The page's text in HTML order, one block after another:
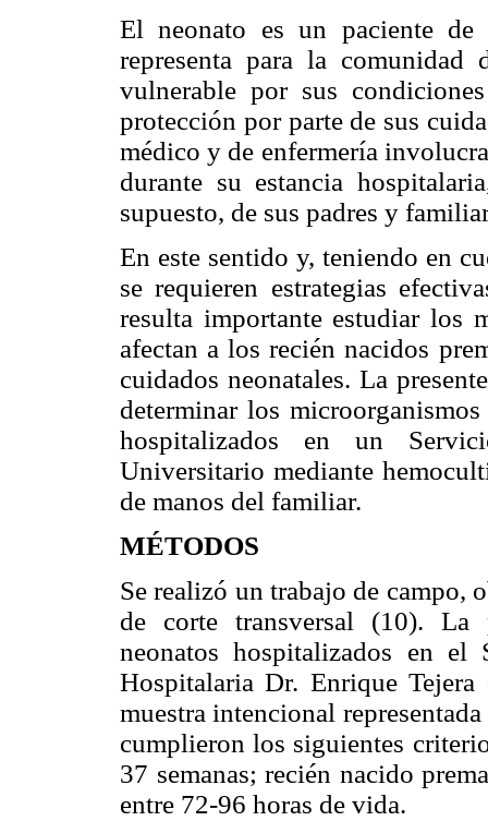
El neonato es un paciente
representa para la
vulnerable por sus
protección por parte de sus
médico y de enfermería
durante su estancia
supuesto, de sus padres y
En este sentido y, teniendo en
se requieren estrategias
resulta importante estudiar los
afectan a los recién nacidos
cuidados neonatales. La
determinar los
hospitalizados en un
Universitario mediante
de manos del familiar.
MÉTODOS
Se realizó un trabajo de campo,
de corte transversal (10). La
neonatos hospitalizados en
Hospitalaria Dr. Enrique
muestra intencional
cumplieron los siguientes
37 semanas; recién nacido
entre 72-96 horas de vida.